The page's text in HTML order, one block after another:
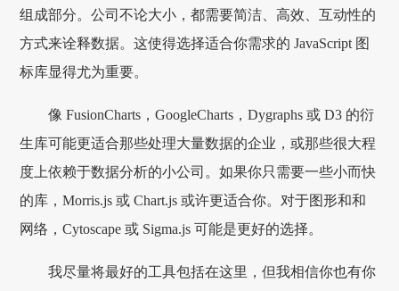
组成部分。公司不论大小，都需要简洁、高效、互动性的
方式来诠释数据。这使得选择适合你需求的 JavaScript 图
标库显得尤为重要。
像 FusionCharts，GoogleCharts，Dygraphs 或 D3 的衍
生库可能更适合那些处理大量数据的企业，或那些很大程
度上依赖于数据分析的小公司。如果你只需要一些小而快
的库，Morris.js 或 Chart.js 或许更适合你。对于图形和和
网络，Cytoscape 或 Sigma.js 可能是更好的选择。
我尽量将最好的工具包括在这里，但我相信你也有你